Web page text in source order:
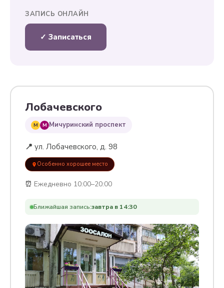
ЗАПИСЬ ОНЛАЙН
✓ Записаться
Лобачевского
M M Мичуринский проспект
📍 ул. Лобачевского, д. 98
Особенно хорошее место
⏰ Ежедневно 10:00–20:00
Ближайшая запись:завтра в 14:30